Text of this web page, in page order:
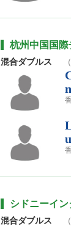
杭州中国国際
混合ダブルス
シドニーイン
混合ダブルス